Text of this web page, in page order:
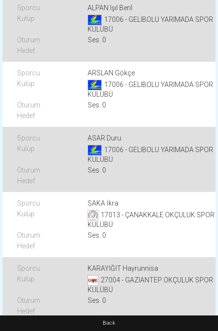
ALPAN Işıl Beril
17006 - GELIBOLU YARIMADA SPOR
KULÜBÜ
Ses. 0
ARSLAN Gökçe
17006 - GELIBOLU YARIMADA SPOR
KULÜBÜ
Ses. 0
ASAR Duru
17006 - GELIBOLU YARIMADA SPOR
KULÜBÜ
Ses. 0
SAKA İkra
17013 - ÇANAKKALE OKÇULUK SPOR
KULÜBÜ
Ses. 0
KARAYIĞIT Hayrunnisa
27004 - GAZIANTEP OKÇULUK SPOR
KULÜBÜ
Ses. 0
Back